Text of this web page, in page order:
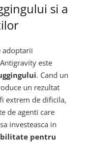
si a
adoptarii
este
. Cand un
un rezultat
extrem de dificila,
de agenti care
investeasca in
pentru